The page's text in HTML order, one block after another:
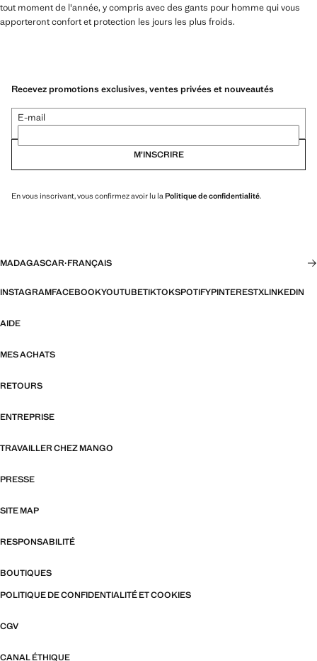
tout moment de l'année, y compris avec des gants pour homme qui vous
apporteront confort et protection les jours les plus froids.
Recevez promotions exclusives, ventes privées et nouveautés
E-mail
M’INSCRIRE
En vous inscrivant, vous confirmez avoir lu la Politique de confidentialité.
MADAGASCAR·FRANÇAIS
INSTAGRAMFACEBOOKYOUTUBETIKTOKSPOTIFYPINTERESTXLINKEDIN
AIDE
MES ACHATS
RETOURS
ENTREPRISE
TRAVAILLER CHEZ MANGO
PRESSE
SITE MAP
RESPONSABILITÉ
BOUTIQUES
POLITIQUE DE CONFIDENTIALITÉ ET COOKIES
CGV
CANAL ÉTHIQUE